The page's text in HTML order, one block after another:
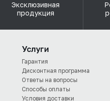
Эксклюзивная
продукция
Услуги
Гарантия
Дисконтная программа
Ответы на вопросы
Способы оплаты
Условия доставки